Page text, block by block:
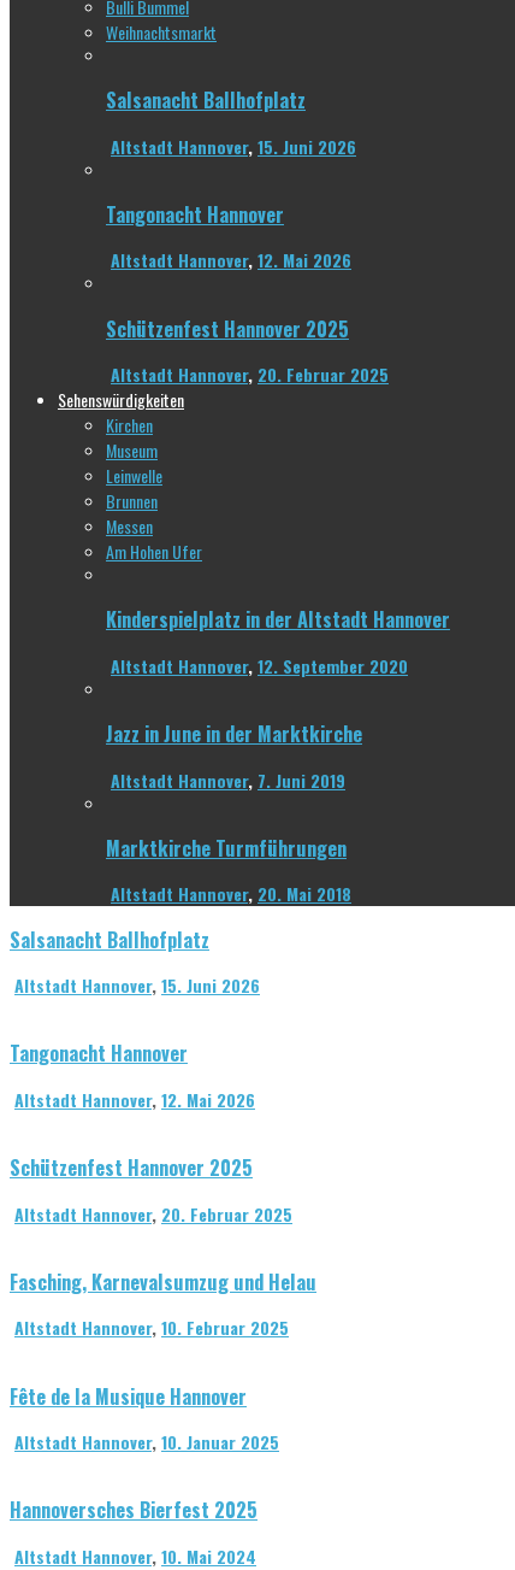
Bulli Bummel
Weihnachtsmarkt
Salsanacht Ballhofplatz
Altstadt Hannover,15. Juni 2026
Tangonacht Hannover
Altstadt Hannover,12. Mai 2026
Schützenfest Hannover 2025
Altstadt Hannover, 20. Februar 2025
Sehenswürdigkeiten
Kirchen
Museum
Leinwelle
Brunnen
Messen
Am Hohen Ufer
Kinderspielplatz in der Altstadt Hannover
Altstadt Hannover,12. September 2020
Jazz in June in der Marktkirche
Altstadt Hannover, 7. Juni 2019
Marktkirche Turmführungen
Altstadt Hannover, 20. Mai 2018
Salsanacht Ballhofplatz
Altstadt Hannover,15. Juni 2026
Tangonacht Hannover
Altstadt Hannover,12. Mai 2026
Schützenfest Hannover 2025
Altstadt Hannover, 20. Februar 2025
Fasching, Karnevalsumzug und Helau
Altstadt Hannover,10. Februar 2025
Fête de la Musique Hannover
Altstadt Hannover,10. Januar 2025
Hannoversches Bierfest 2025
Altstadt Hannover,10. Mai 2024